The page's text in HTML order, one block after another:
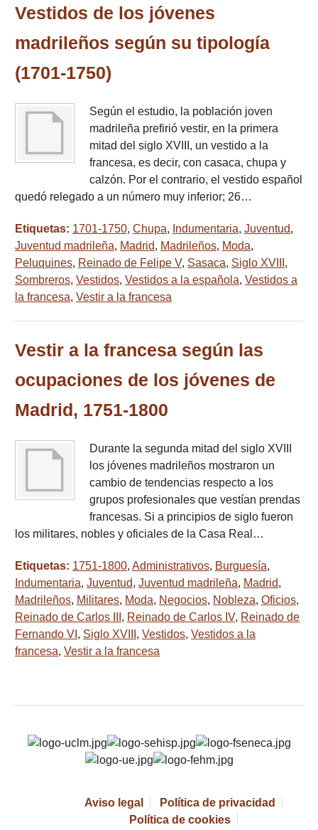
Vestidos de los jóvenes
madrileños según su tipología
(1701-1750)
Según el estudio, la población joven
madrileña prefirió vestir, en la primera
mitad del siglo XVIII, un vestido a la
francesa, es decir, con casaca, chupa y
calzón. Por el contrario, el vestido español
quedó relegado a un número muy inferior; 26…
Etiquetas: 1701-1750, Chupa, Indumentaria, Juventud,
Juventud madrileña, Madrid, Madrileños, Moda,
Peluquines, Reinado de Felipe V, Sasaca, Siglo XVIII ,
Sombreros, Vestidos, Vestidos a la española, Vestidos a
la francesa, Vestir a la francesa
Vestir a la francesa según las
ocupaciones de los jóvenes de
Madrid, 1751-1800
Durante la segunda mitad del siglo XVIII
los jóvenes madrileños mostraron un
cambio de tendencias respecto a los
grupos profesionales que vestían prendas
francesas. Si a principios de siglo fueron
los militares, nobles y oficiales de la Casa Real…
Etiquetas: 1751-1800, Administrativos, Burguesía,
Indumentaria, Juventud, Juventud madrileña, Madrid,
Madrileños, Militares, Moda, Negocios, Nobleza, Oficios,
Reinado de Carlos III , Reinado de Carlos IV, Reinado de
Fernando VI , Siglo XVIII , Vestidos, Vestidos a la
francesa, Vestir a la francesa
Aviso legal
Política de privacidad
Política de cookies